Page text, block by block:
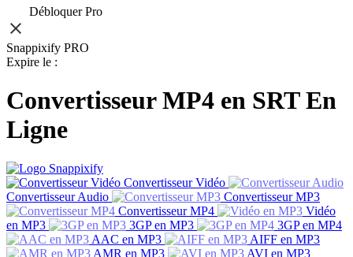
Débloquer Pro
Snappixify PRO
Expire le :
Convertisseur MP4 en SRT En
Ligne
Convertisseur Vidéo
Convertisseur Audio
Convertisseur MP3
Convertisseur MP4
Vidéo
en MP3
3GP en MP3
3GP en MP4
AAC en MP3
AIFF en MP3
AMR en MP3
AVI en MP3